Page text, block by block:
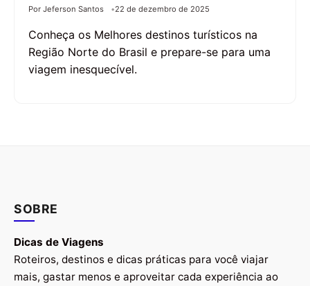
Por Jeferson Santos 22 de dezembro de 2025
Conheça os Melhores destinos turísticos na
Região Norte do Brasil e prepare-se para uma
viagem inesquecível.
SOBRE
Dicas de Viagens
Roteiros, destinos e dicas práticas para você viajar
mais, gastar menos e aproveitar cada experiência ao